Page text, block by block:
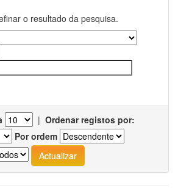
o resultado da pesquisa.
| Ordenar registos por:
Por ordem